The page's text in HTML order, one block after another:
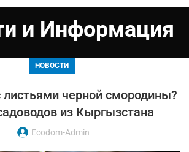
и Информация
НОВОСТИ
листьями черной смородины?
из Кыргызстана
Ecodom-Admin